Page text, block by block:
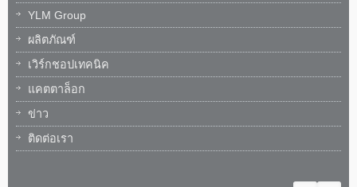
YLM Group
ผลิตภัณฑ์
เวิร์กชอปเทคนิค
แคตตาล็อก
ข่าว
ติดต่อเรา